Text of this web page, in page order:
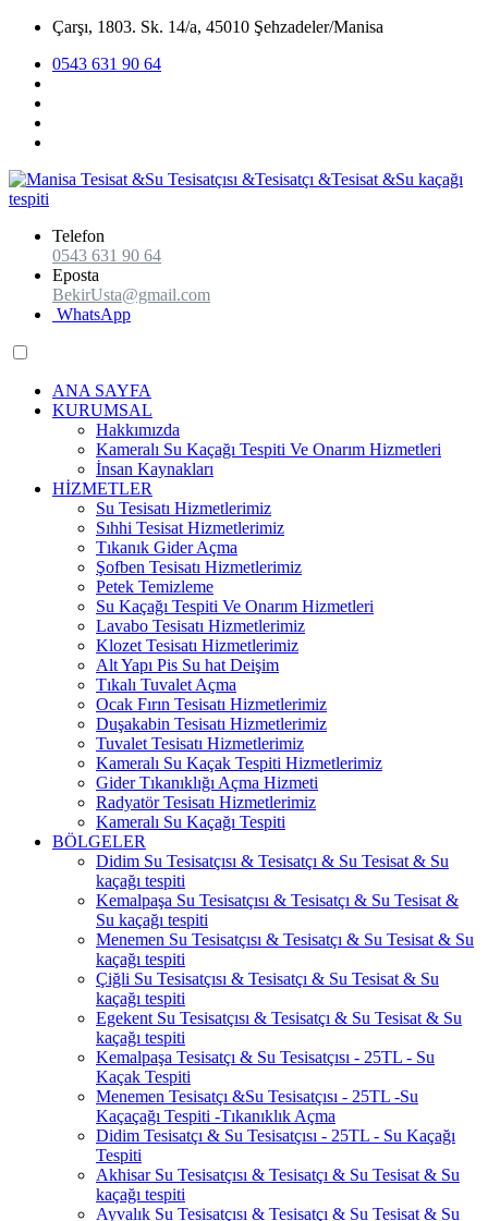
Çarşı, 1803. Sk. 14/a, 45010 Şehzadeler/Manisa
0543 631 90 64
Telefon
0543 631 90 64
Eposta
BekirUsta@gmail.com
WhatsApp
ANA SAYFA
KURUMSAL
Hakkımızda
Kameralı Su Kaçağı Tespiti Ve Onarım Hizmetleri
İnsan Kaynakları
HİZMETLER
Su Tesisatı Hizmetlerimiz
Sıhhi Tesisat Hizmetlerimiz
Tıkanık Gider Açma
Şofben Tesisatı Hizmetlerimiz
Petek Temizleme
Su Kaçağı Tespiti Ve Onarım Hizmetleri
Lavabo Tesisatı Hizmetlerimiz
Klozet Tesisatı Hizmetlerimiz
Alt Yapı Pis Su hat Deişim
Tıkalı Tuvalet Açma
Ocak Fırın Tesisatı Hizmetlerimiz
Duşakabin Tesisatı Hizmetlerimiz
Tuvalet Tesisatı Hizmetlerimiz
Kameralı Su Kaçak Tespiti Hizmetlerimiz
Gider Tıkanıklığı Açma Hizmeti
Radyatör Tesisatı Hizmetlerimiz
Kameralı Su Kaçağı Tespiti
BÖLGELER
Didim Su Tesisatçısı & Tesisatçı & Su Tesisat & Su
kaçağı tespiti
Kemalpaşa Su Tesisatçısı & Tesisatçı & Su Tesisat &
Su kaçağı tespiti
Menemen Su Tesisatçısı & Tesisatçı & Su Tesisat & Su
kaçağı tespiti
Çiğli Su Tesisatçısı & Tesisatçı & Su Tesisat & Su
kaçağı tespiti
Egekent Su Tesisatçısı & Tesisatçı & Su Tesisat & Su
kaçağı tespiti
Kemalpaşa Tesisatçı & Su Tesisatçısı - 25TL - Su
Kaçak Tespiti
Menemen Tesisatçı &Su Tesisatçısı - 25TL -Su
Kaçaçağı Tespiti -Tıkanıklık Açma
Didim Tesisatçı & Su Tesisatçısı - 25TL - Su Kaçağı
Tespiti
Akhisar Su Tesisatçısı & Tesisatçı & Su Tesisat & Su
kaçağı tespiti
Ayvalık Su Tesisatçısı & Tesisatçı & Su Tesisat & Su